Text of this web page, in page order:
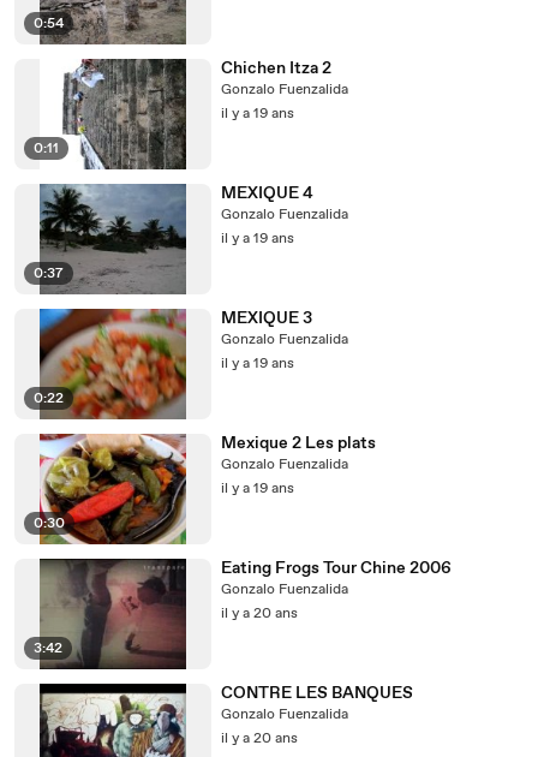
0:54
0:11
Chichen Itza 2
Gonzalo Fuenzalida
il y a 19 ans
0:37
MEXIQUE 4
Gonzalo Fuenzalida
il y a 19 ans
0:22
MEXIQUE 3
Gonzalo Fuenzalida
il y a 19 ans
0:30
Mexique 2 Les plats
Gonzalo Fuenzalida
il y a 19 ans
3:42
Eating Frogs Tour Chine 2006
Gonzalo Fuenzalida
il y a 20 ans
CONTRE LES BANQUES
Gonzalo Fuenzalida
il y a 20 ans